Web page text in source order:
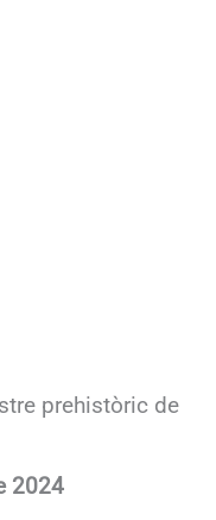
prehistòric de
2024